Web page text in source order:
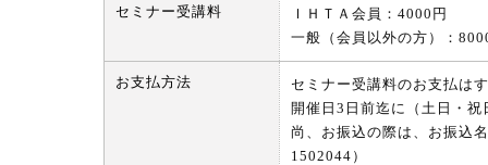
セミナー受講料
ＩＨＴＡ会員：4000円
一般（会員以外の方）：
お支払方法
セミナー受講料のお支払は
開催日3日前迄に（土日・
尚、お振込の際は、お振込
1502044）